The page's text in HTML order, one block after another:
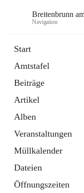
Breitenbrunn
Navigation
Start
Amtstafel
Beiträge
Artikel
Alben
Veranstaltungen
Müllkalender
Dateien
Öffnungszeiten
18 Schnellzugriffe
Gemeindeservice